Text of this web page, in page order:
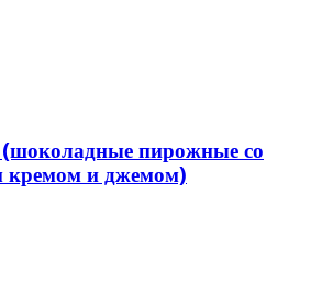
пирожные со
кремом и джемом)